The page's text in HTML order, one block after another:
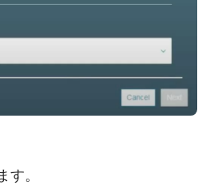
。